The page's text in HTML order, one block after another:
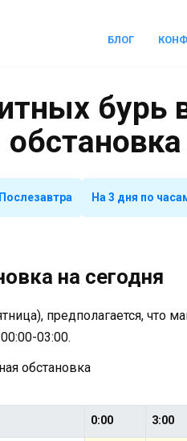
БЛОГ
бурь
Послезавтра На 3 дня по
на сегодня
предполагается, что
03:00.
обстановка
0:00 3:00